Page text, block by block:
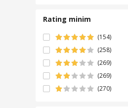
Rating minim
(154)
(258)
(269)
(269)
(270)